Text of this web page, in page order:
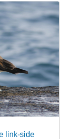
link-side